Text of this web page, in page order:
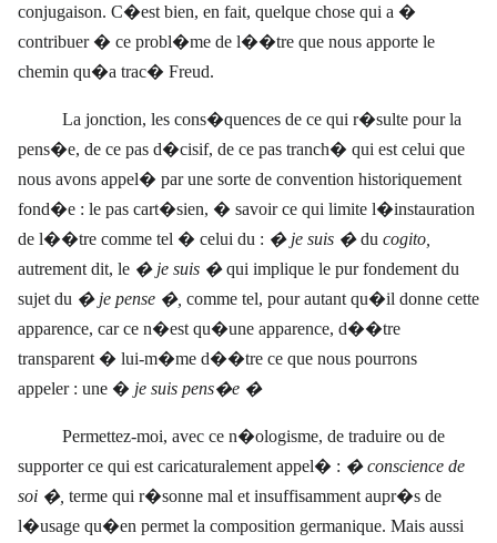
conjugaison. C�est bien, en fait, quelque chose qui a �
contribuer � ce probl�me de l��tre que nous apporte le
chemin qu�a trac� Freud.
La jonction, les cons�quences de ce qui r�sulte pour la
pens�e, de ce pas d�cisif, de ce pas tranch� qui est celui que
nous avons appel� par une sorte de convention historiquement
fond�e : le pas cart�sien, � savoir ce qui limite l�instauration
de l��tre comme tel � celui du : � je suis �du cogito,
autrement dit, le � je suis �qui implique le pur fondement du
sujet du � je pense �, comme tel, pour autant qu�il donne cette
apparence, car ce n�est qu�une apparence, d��tre
transparent � lui-m�me d��tre ce que nous pourrons
appeler : une � je suis pens�e �
Permettez-moi, avec ce n�ologisme, de traduire ou de
supporter ce qui est caricaturalement appel� : � conscience de
soi �, terme qui r�sonne mal et insuffisamment aupr�s de
l�usage qu�en permet la composition germanique. Mais aussi